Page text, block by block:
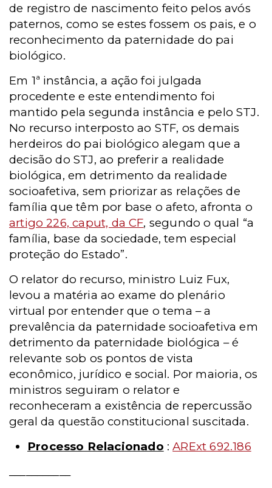
de registro de nascimento feito pelos avós
paternos, como se estes fossem os pais, e o
reconhecimento da paternidade do pai
biológico.
Em 1ª instância, a ação foi julgada
procedente e este entendimento foi
mantido pela segunda instância e pelo STJ.
No recurso interposto ao STF, os demais
herdeiros do pai biológico alegam que a
decisão do STJ, ao preferir a realidade
biológica, em detrimento da realidade
socioafetiva, sem priorizar as relações de
família que têm por base o afeto, afronta o
artigo 226, caput, da CF, segundo o qual “a
família, base da sociedade, tem especial
proteção do Estado”.
O relator do recurso, ministro Luiz Fux,
levou a matéria ao exame do plenário
virtual por entender que o tema – a
prevalência da paternidade socioafetiva em
detrimento da paternidade biológica – é
relevante sob os pontos de vista
econômico, jurídico e social. Por maioria, os
ministros seguiram o relator e
reconheceram a existência de repercussão
geral da questão constitucional suscitada.
Processo Relacionado :ARExt 692.186